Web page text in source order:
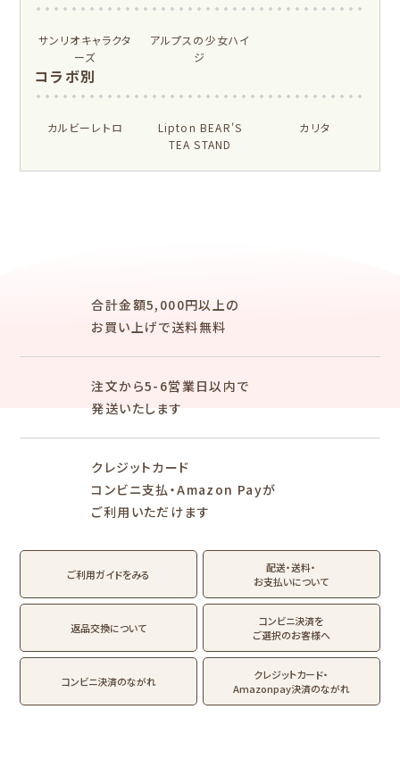
箋・封筒
柄紙・ラッピング
カード・ポストカー
文具・その他
もっと見る
キャラクター別
MARUKO and
MONCHHICHI
サンリオキャラクタ
MOGUMOGU
HAMTAROU
イジ
サンリオキャラクタ
ーズ
アルプスの少女ハイ
ジ
コラボ別
カルビーレトロ
Lipton BEAR'S
TEA STAND
カリタ
おりがみ
シリーズで探す
翠 sui の商品を見る 結々 yuiyui の商品を見る
合計金額5,000円以上の
お買い上げで送料無料
注文から5-6営業日以内で
発送いたします
クレジットカード
コンビニ支払・Amazon Payが
ご利用いただけます
ご利用ガイドをみる
配送・送料・
お支払いについて
返品交換について
コンビニ決済を
ご選択のお客様へ
コンビニ決済のながれ
クレジットカード・
Amazonpay決済のながれ